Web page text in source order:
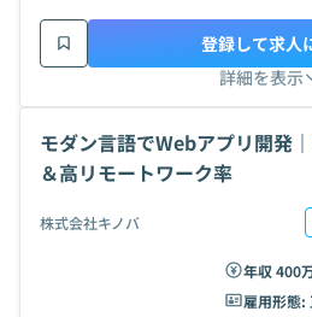
詳細を表示
登録して求人
モダン言語でWebアプリ開発
＆高リモートワーク率
株式会社キノバ
年収 400
雇用形態: